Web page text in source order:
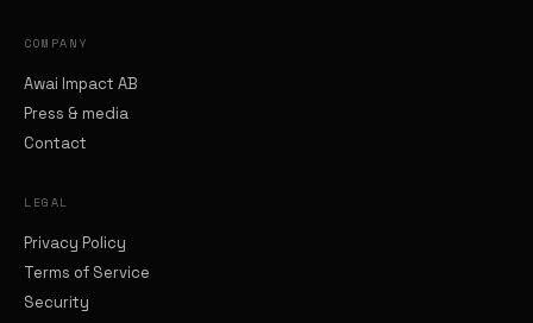
COMPANY
Awai Impact AB
Press & media
Contact
LEGAL
Privacy Policy
Terms of Service
Security